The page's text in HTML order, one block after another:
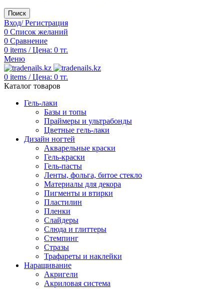
Поиск
Вход/ Регистрация
0 Список желаний
0 Сравнение
0 items / Цена: 0 тг.
Меню
0 items / Цена: 0 тг.
Каталог товаров
Гель-лаки
Базы и топы
Праймеры и ультрабонды
Цветные гель-лаки
Дизайн ногтей
Акварельные краски
Гель-краски
Гель-пасты
Ленты, фольга, битое стекло
Материалы для декора
Пигменты и втирки
Пластилин
Пленки
Слайдеры
Слюда и глиттеры
Стемпинг
Стразы
Трафареты и наклейки
Наращивание
Акригели
Акриловая система